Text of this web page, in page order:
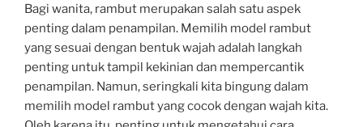
Bagi wanita, rambut merupakan salah satu aspek
penting dalam penampilan. Memilih model rambut
yang sesuai dengan bentuk wajah adalah langkah
penting untuk tampil kekinian dan mempercantik
penampilan. Namun, seringkali kita bingung dalam
memilih model rambut yang cocok dengan wajah kita.